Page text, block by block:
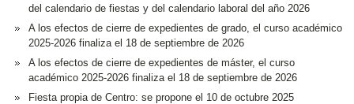
del calendario de fiestas y del calendario laboral del año 2026
A los efectos de cierre de expedientes de grado, el curso académico
2025-2026 finaliza el 18 de septiembre de 2026
A los efectos de cierre de expedientes de máster, el curso
académico 2025-2026 finaliza el 18 de septiembre de 2026
Fiesta propia de Centro: se propone el 10 de octubre 2025